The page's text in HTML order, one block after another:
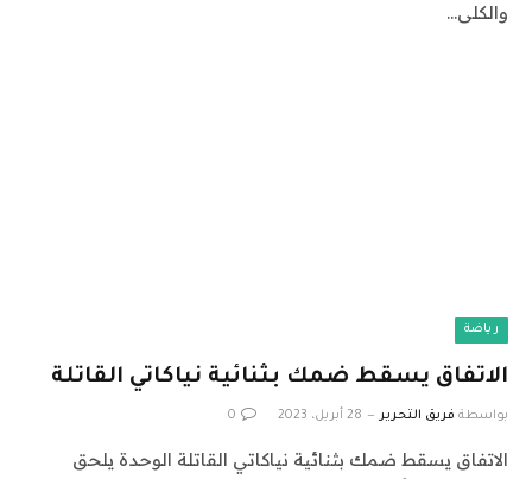
والكلى…
رياضة
الاتفاق يسقط ضمك بثنائية نياكاتي القاتلة
بواسطة فريق التحرير 28 أبريل، 2023 0
الاتفاق يسقط ضمك بثنائية نياكاتي القاتلة الوحدة يلحق